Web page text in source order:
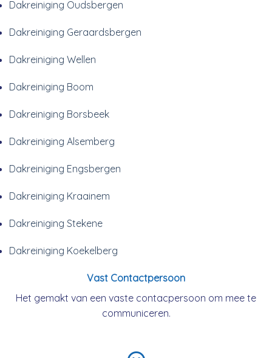
Dakreiniging Oudsbergen
Dakreiniging Geraardsbergen
Dakreiniging Wellen
Dakreiniging Boom
Dakreiniging Borsbeek
Dakreiniging Alsemberg
Dakreiniging Engsbergen
Dakreiniging Kraainem
Dakreiniging Stekene
Dakreiniging Koekelberg
Vast Contactpersoon
Het gemakt van een vaste contacpersoon om mee te
communiceren.